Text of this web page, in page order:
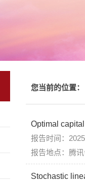
您当前的位置：
Optimal
报告时间：
报告地点：腾
Stochastic